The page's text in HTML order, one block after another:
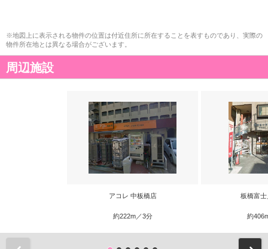
※地図上に表示される物件の位置は付近住所に所在することを表すものであり、実際の
物件所在地とは異なる場合がございます。
周辺施設
アコレ 中板橋店
約222m／3分
板橋富
約